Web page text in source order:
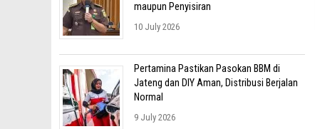
maupun Penyisiran
10 July 2026
Pertamina Pastikan Pasokan BBM di
Jateng dan DIY Aman, Distribusi Berjalan
Normal
9 July 2026